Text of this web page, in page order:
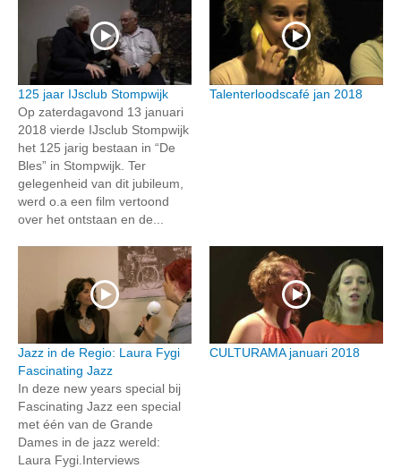
125 jaar IJsclub Stompwijk
Op zaterdagavond 13 januari
2018 vierde IJsclub Stompwijk
het 125 jarig bestaan in “De
Bles” in Stompwijk. Ter
gelegenheid van dit jubileum,
werd o.a een film vertoond
over het ontstaan en de...
Talenterloodscafé jan 2018
Jazz in de Regio: Laura Fygi
Fascinating Jazz
In deze new years special bij
Fascinating Jazz een special
met één van de Grande
Dames in de jazz wereld:
Laura Fygi.Interviews
CULTURAMA januari 2018